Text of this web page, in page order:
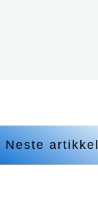
Neste artikkel